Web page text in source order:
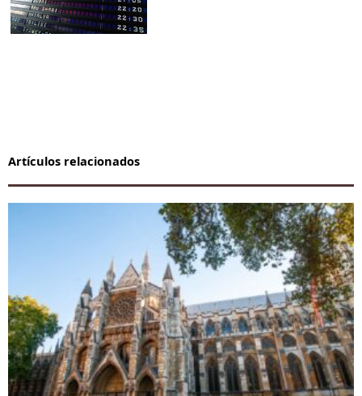
Artículos relacionados